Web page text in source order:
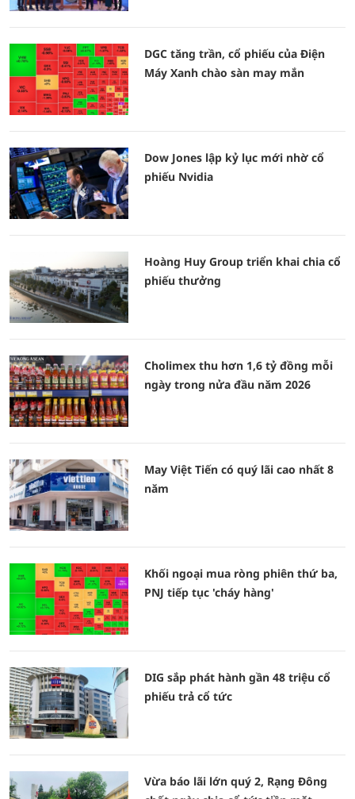
DGC tăng trần, cổ phiếu của Điện
Máy Xanh chào sàn may mắn
Dow Jones lập kỷ lục mới nhờ cổ
phiếu Nvidia
Hoàng Huy Group triển khai chia cổ
phiếu thưởng
Cholimex thu hơn 1,6 tỷ đồng mỗi
ngày trong nửa đầu năm 2026
May Việt Tiến có quý lãi cao nhất 8
năm
Khối ngoại mua ròng phiên thứ ba,
PNJ tiếp tục 'cháy hàng'
DIG sắp phát hành gần 48 triệu cổ
phiếu trả cổ tức
Vừa báo lãi lớn quý 2, Rạng Đông